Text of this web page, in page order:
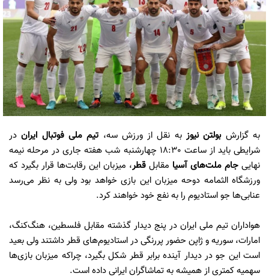
به گزارش بولتن نیوزبه نقل از ورزش سه، تیم ملی فوتبال ایران در
شرایطی باید از ساعت 18:30 چهارشنبه شب هفته جاری در مرحله نیمه
نهایی جام ملت‌های آسیا مقابل قطر، میزبان این رقابت‌ها قرار بگیرد که
ورزشگاه الثمامه دوحه میزبان این بازی خواهد بود ولی به نظر می‌رسد
عنابی‌ها جو استادیوم را به نفع خود خواهند کرد.
هواداران تیم ملی ایران در پنج دیدار گذشته مقابل فلسطین، هنگ‌کنگ،
امارات، سوریه و ژاپن حضور پررنگی در استادیوم‌های قطر داشتند ولی بعید
است این جو در دیدار آینده برابر قطر شکل بگیرد، چراکه میزبان بازی‌ها
سهمیه کمتری از همیشه به تماشاگران ایرانی داده است.